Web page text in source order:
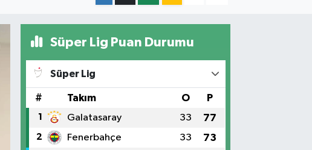
Süper Lig Puan Durumu
Süper Lig
# Takım O P
1 Galatasaray 33 77
2 Fenerbahçe 33 73